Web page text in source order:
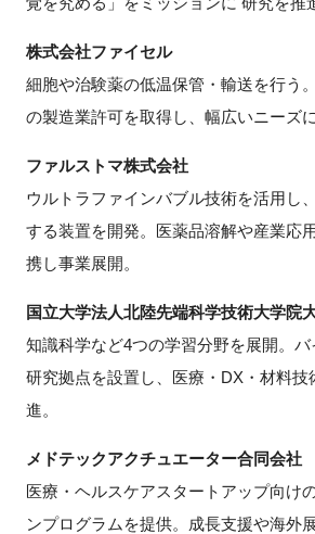
株式会社ファイセル
細胞や治験薬の低温保管・輸送を行う
の製造業許可を取得し、幅広いニーズ
ファルストマ株式会社
ウルトラファインバブル技術を活用し
する装置を開発。医薬品溶解や産業応
携し事業展開。
国立大学法人北陸先端科学技術大学院
知識科学など4つの学習分野を展開。
研究拠点を設置し、医療・DX・材料技
進。
メドテックアクチュエーター合同会社
医療・ヘルスケアスタートアップ向け
ンプログラムを提供。成長支援や海外